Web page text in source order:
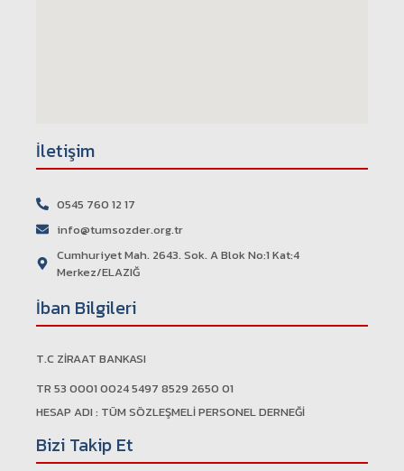
İletişim
0545 760 12 17
info@tumsozder.org.tr
Cumhuriyet Mah. 2643. Sok. A Blok No:1 Kat:4
Merkez/ELAZIĞ
İban Bilgileri
T.C ZİRAAT BANKASI
TR 53 0001 0024 5497 8529 2650 01
HESAP ADI : TÜM SÖZLEŞMELİ PERSONEL DERNEĞİ
Bizi Takip Et